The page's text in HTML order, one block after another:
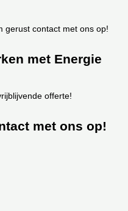
gerust contact met ons op!
met Energie
offerte!
met ons op!